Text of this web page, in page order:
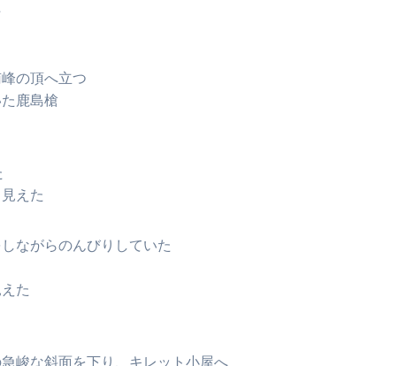
の頂へ立つ
鹿島槍
えた
ながらのんびりしていた
た
峻な斜面を下り、キレット小屋へ